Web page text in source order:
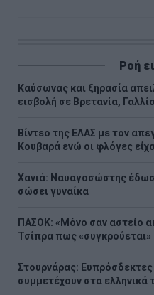
Ροή
Καύσωνας και ξηρασία
εισβολή σε Βρετανία,
Βίντεο της ΕΛΑΣ με τον
Κουβαρά ενώ οι φλόγες
Χανιά: Ναυαγοσώστης
σώσει γυναίκα
ΠΑΣΟΚ: «Μόνο σαν αστείο
Τσίπρα πως
Στουρνάρας: Ευπρόσδεκτες
συμμετέχουν στα ελληνικά